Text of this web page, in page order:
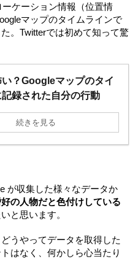
ケーション情報（位置情
マップのタイムラインで
。Twitterでは初めて知って驚
？Googleマップのタイ
録された自分の行動
続きを見る
が収集した様々なデータか
好の人物だと色付けしている
と思います。
うやってデータを取得した
はなく、何かしら心当たり